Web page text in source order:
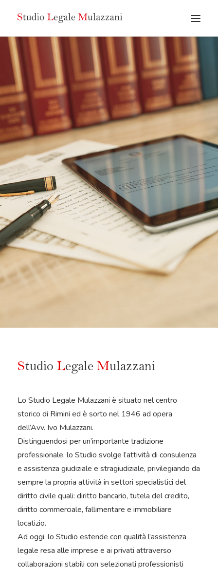
RICERCA
Studio Legale Mulazzani
Lo Studio Legale Mulazzani è situato nel centro
storico di Rimini ed è sorto nel 1946 ad opera
dell’Avv. Ivo Mulazzani.
Distinguendosi per un’importante tradizione
professionale, lo Studio svolge l’attività di consulenza
e assistenza giudiziale e stragiudiziale, privilegiando da
sempre la propria attività in settori specialistici del
diritto civile quali: diritto bancario, tutela del credito,
diritto commerciale, fallimentare e immobiliare
locatizio.
Ad oggi, lo Studio estende con qualità l’assistenza
legale resa alle imprese e ai privati attraverso
collaborazioni stabili con selezionati professionisti